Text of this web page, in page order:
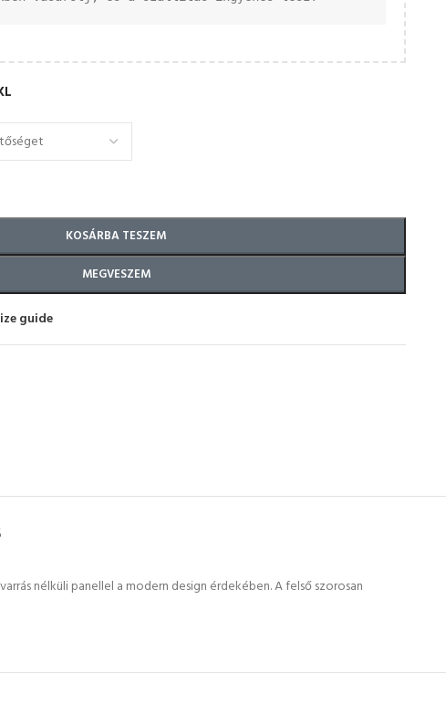
KOSÁRBA TESZEM
MEGVESZEM
guide
nélküli panellel a modern design érdekében. A felső szorosan